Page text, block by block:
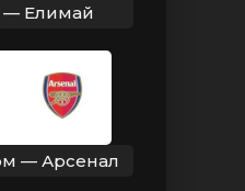
— Елимай
— Арсенал